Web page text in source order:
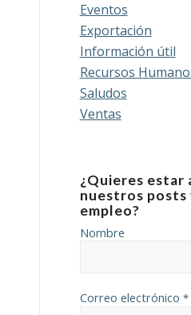
Eventos
Exportación
Información útil
Recursos
Saludos
Ventas
¿Quieres estar
nuestros
empleo?
Nombre
Correo electrónico *